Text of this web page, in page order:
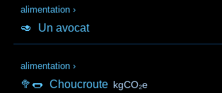
alimentation ›
🥑 Un avocat
alimentation ›
🥦🌭 Choucroute kgCO₂e